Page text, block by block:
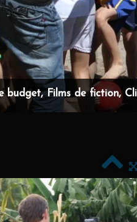
budget, Films de fiction,